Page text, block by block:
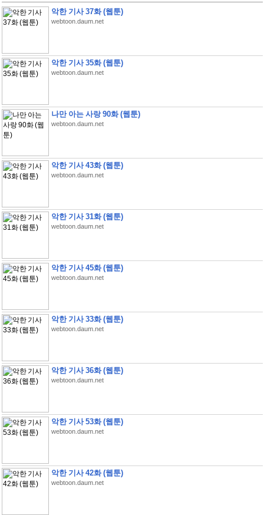
악한 기사 37화 (웹툰)
webtoon.daum.net
악한 기사 35화 (웹툰)
webtoon.daum.net
나만 아는 사랑 90화 (웹툰)
webtoon.daum.net
악한 기사 43화 (웹툰)
webtoon.daum.net
악한 기사 31화 (웹툰)
webtoon.daum.net
악한 기사 45화 (웹툰)
webtoon.daum.net
악한 기사 33화 (웹툰)
webtoon.daum.net
악한 기사 36화 (웹툰)
webtoon.daum.net
악한 기사 53화 (웹툰)
webtoon.daum.net
악한 기사 42화 (웹툰)
webtoon.daum.net